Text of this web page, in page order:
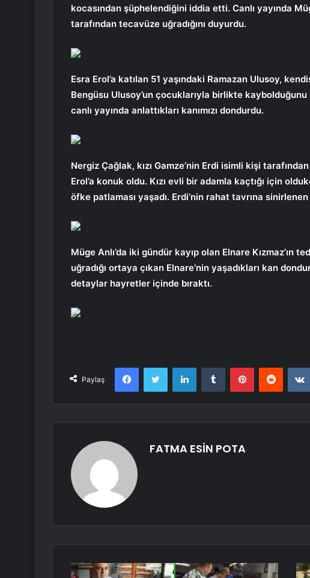
kocasından şüphelendiğini iddia etti. Canlı yayında
tarafından tecavüze uğradığını duyurdu.
Esra Erol’a katılan 51 yaşındaki Ramazan Ulusoy,
Bengüsu Ulusoy’un çocuklarıyla birlikte
canlı yayında anlattıkları kanımızı dondurdu.
Nergiz Çağlak, kızı Gamze’nin Erdi isimli kişi
Erol’a konuk oldu. Kızı evli bir adamla kaçtığı için
öfke patlaması yaşadı. Erdi’nin rahat tavrına
Müge Anlı’da iki gündür kayıp olan Elnare
uğradığı ortaya çıkan Elnare’nin yaşadıkları kan
detaylar hayretler içinde bıraktı.
Paylaş
FacebookTwitter LinkedInTumblr PinterestReddit
FATMA ESİN POTA